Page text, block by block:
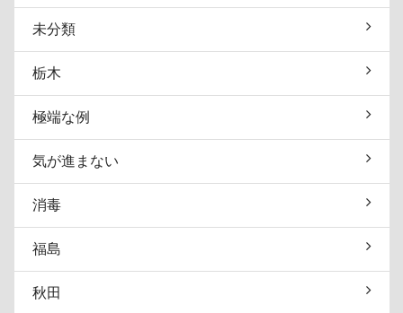
未分類
栃木
極端な例
気が進まない
消毒
福島
秋田